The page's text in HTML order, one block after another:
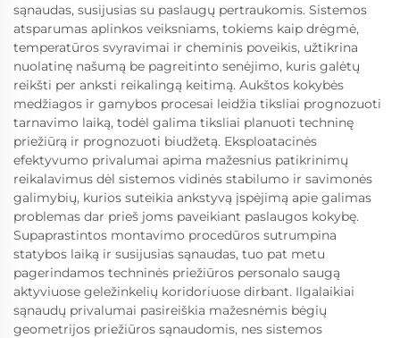
sąnaudas, susijusias su paslaugų pertraukomis. Sistemos
atsparumas aplinkos veiksniams, tokiems kaip drėgmė,
temperatūros svyravimai ir cheminis poveikis, užtikrina
nuolatinę našumą be pagreitinto senėjimo, kuris galėtų
reikšti per anksti reikalingą keitimą. Aukštos kokybės
medžiagos ir gamybos procesai leidžia tiksliai prognozuoti
tarnavimo laiką, todėl galima tiksliai planuoti techninę
priežiūrą ir prognozuoti biudžetą. Eksploatacinės
efektyvumo privalumai apima mažesnius patikrinimų
reikalavimus dėl sistemos vidinės stabilumo ir savimonės
galimybių, kurios suteikia ankstyvą įspėjimą apie galimas
problemas dar prieš joms paveikiant paslaugos kokybę.
Supaprastintos montavimo procedūros sutrumpina
statybos laiką ir susijusias sąnaudas, tuo pat metu
pagerindamos techninės priežiūros personalo saugą
aktyviuose geležinkelių koridoriuose dirbant. Ilgalaikiai
sąnaudų privalumai pasireiškia mažesnėmis bėgių
geometrijos priežiūros sąnaudomis, nes sistemos